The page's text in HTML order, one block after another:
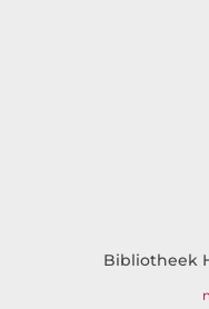
Bibliotheek